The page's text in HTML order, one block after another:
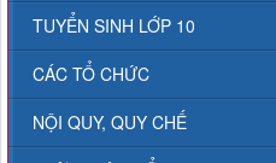
TUYỂN SINH LỚP 10
CÁC TỔ CHỨC
NỘI QUY, QUY CHẾ